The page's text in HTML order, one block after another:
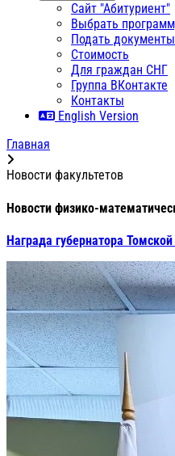
Сайт "Абитуриент"
Выбрать
Подать
Стоимость
Для граждан СНГ
Группа ВКонтакте
Контакты
English Version
Главная
Новости факультетов
Новости физико-
Награда губернатора